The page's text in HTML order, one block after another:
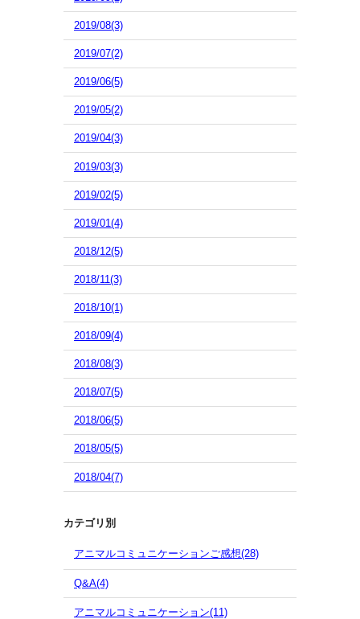
2019/08(3)
2019/07(2)
2019/06(5)
2019/05(2)
2019/04(3)
2019/03(3)
2019/02(5)
2019/01(4)
2018/12(5)
2018/11(3)
2018/10(1)
2018/09(4)
2018/08(3)
2018/07(5)
2018/06(5)
2018/05(5)
2018/04(7)
カテゴリ別
アニマルコミュニケーションご感想(28)
Q&A(4)
アニマルコミュニケーション(11)